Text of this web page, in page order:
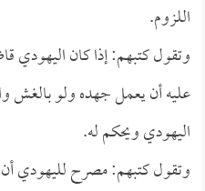
اللزوم.
وتقول كتبهم: إذا كان اليهودي
عليه أن يعمل جهده ولو بالغش
اليهودي ويحكم له.
وتقول كتبهم: مصرح لليهودي